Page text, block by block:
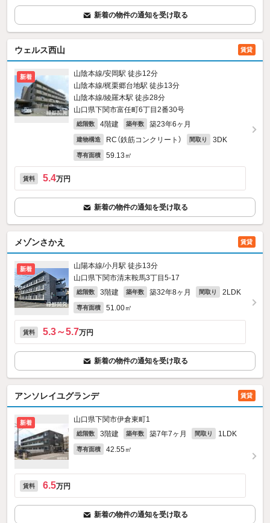
新着の物件の通知を受け取る
ウェルス西山 賃貸
新着
山陰本線/安岡駅 徒歩12分
山陰本線/梶栗郷台地駅 徒歩13分
山陰本線/綾羅木駅 徒歩28分
山口県下関市富任町6丁目2番30号
総階数 4階建 築年数 築23年6ヶ月
建物構造 RC（鉄筋コンクリート） 間取り 3DK
専有面積 59.13㎡
賃料 5.4万円
新着の物件の通知を受け取る
メゾンさかえ 賃貸
新着
山陽本線/小月駅 徒歩13分
山口県下関市清末鞍馬3丁目5-17
総階数 3階建 築年数 築32年8ヶ月 間取り 2LDK
専有面積 51.00㎡
賃料 5.3～5.7万円
新着の物件の通知を受け取る
アンソレイユグランデ 賃貸
新着 山口県下関市伊倉東町1
総階数 3階建 築年数 築7年7ヶ月 間取り 1LDK
専有面積 42.55㎡
賃料 6.5万円
新着の物件の通知を受け取る